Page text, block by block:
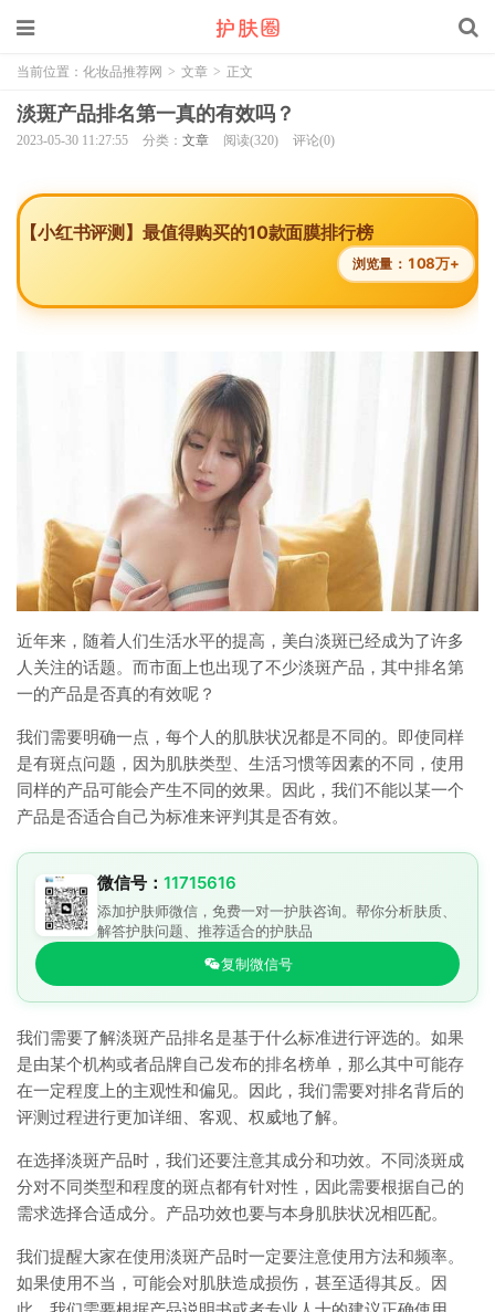
当前位置： 化妆品推荐网 > 文章 > 正文
淡斑产品排名第一真的有效吗？
2023-05-30 11:27:55 分类： 文章 阅读(320) 评论(0)
【小红书评测】最值得购买的10款面膜排行榜
浏览量： 108万+
近年来，随着人们生活水平的提高，美白淡斑已经成为了许多
人关注的话题。而市面上也出现了不少淡斑产品，其中排名第
一的产品是否真的有效呢？
我们需要明确一点，每个人的肌肤状况都是不同的。即使同样
是有斑点问题，因为肌肤类型、生活习惯等因素的不同，使用
同样的产品可能会产生不同的效果。因此，我们不能以某一个
产品是否适合自己为标准来评判其是否有效。
微信号： 11715616
添加护肤师微信，免费一对一护肤咨询。帮你分析肤质、
解答护肤问题、推荐适合的护肤品
复制微信号
我们需要了解淡斑产品排名是基于什么标准进行评选的。如果
是由某个机构或者品牌自己发布的排名榜单，那么其中可能存
在一定程度上的主观性和偏见。因此，我们需要对排名背后的
评测过程进行更加详细、客观、权威地了解。
在选择淡斑产品时，我们还要注意其成分和功效。不同淡斑成
分对不同类型和程度的斑点都有针对性，因此需要根据自己的
需求选择合适成分。产品功效也要与本身肌肤状况相匹配。
我们提醒大家在使用淡斑产品时一定要注意使用方法和频率。
如果使用不当，可能会对肌肤造成损伤，甚至适得其反。因